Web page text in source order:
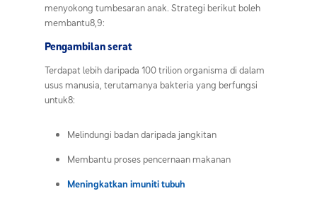
menyokong tumbesaran anak. Strategi berikut boleh
membantu8,9:
Pengambilan serat
Terdapat lebih daripada 100 trilion organisma di dalam
usus manusia, terutamanya bakteria yang berfungsi
untuk8:
Melindungi badan daripada jangkitan
Membantu proses pencernaan makanan
Meningkatkan imuniti tubuh